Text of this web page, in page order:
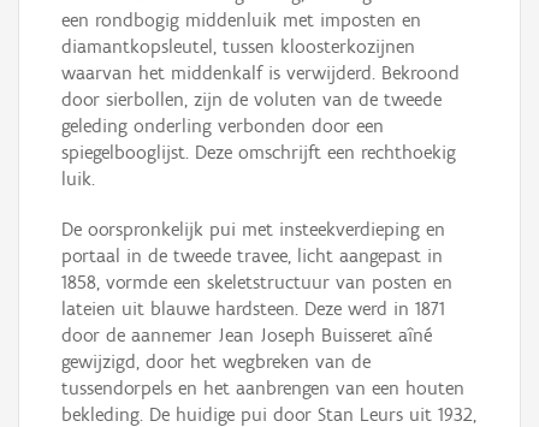
een rondbogig middenluik met imposten en
diamantkopsleutel, tussen kloosterkozijnen
waarvan het middenkalf is verwijderd. Bekroond
door sierbollen, zijn de voluten van de tweede
geleding onderling verbonden door een
spiegelbooglijst. Deze omschrijft een rechthoekig
luik.
De oorspronkelijk pui met insteekverdieping en
portaal in de tweede travee, licht aangepast in
1858, vormde een skeletstructuur van posten en
lateien uit blauwe hardsteen. Deze werd in 1871
door de aannemer Jean Joseph Buisseret aîné
gewijzigd, door het wegbreken van de
tussendorpels en het aanbrengen van een houten
bekleding. De huidige pui door Stan Leurs uit 1932,